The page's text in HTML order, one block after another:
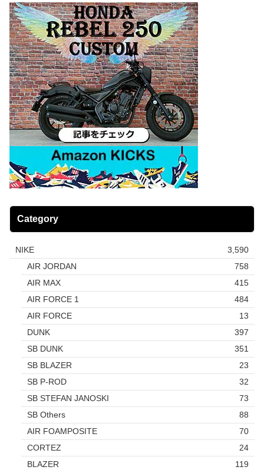
Category
NIKE
3,590
AIR JORDAN
758
AIR MAX
415
AIR FORCE 1
484
AIR FORCE
13
DUNK
397
SB DUNK
351
SB BLAZER
23
SB P-ROD
32
SB STEFAN JANOSKI
73
SB Others
88
AIR FOAMPOSITE
70
CORTEZ
24
BLAZER
119